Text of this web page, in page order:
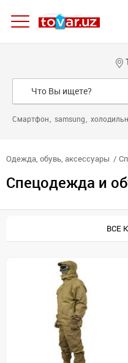
Смартфон samsung
Одежда, обувь, аксессуары
Спецодежда и
ВСЕ